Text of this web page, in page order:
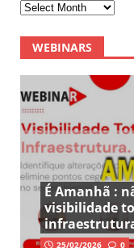
WEBINARS
É Amanhã :
visibilidade
25/02/2026 0